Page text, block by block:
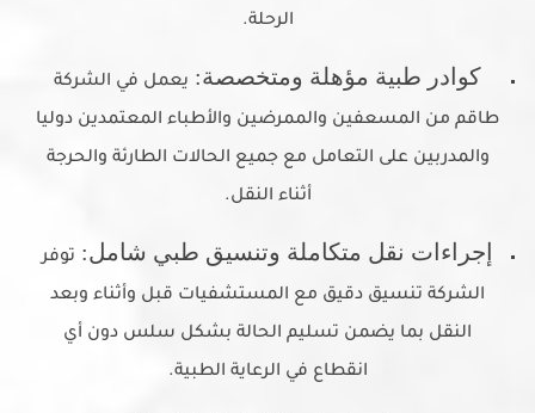
الرحلة.
كوادر طبية مؤهلة ومتخصصة: يعمل في الشركة
طاقم من المسعفين والممرضين والأطباء المعتمدين دوليا
والمدربين على التعامل مع جميع الحالات الطارئة والحرجة
أثناء النقل.
إجراءات نقل متكاملة وتنسيق طبي شامل: توفر
الشركة تنسيق دقيق مع المستشفيات قبل وأثناء وبعد
النقل بما يضمن تسليم الحالة بشكل سلس دون أي
انقطاع في الرعاية الطبية.